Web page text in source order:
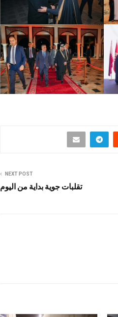
NEXT POST
تقلبات جوية بداية من اليوم